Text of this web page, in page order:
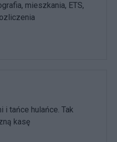
mieszkania, ETS,
i tańce hulańce. Tak
kasę